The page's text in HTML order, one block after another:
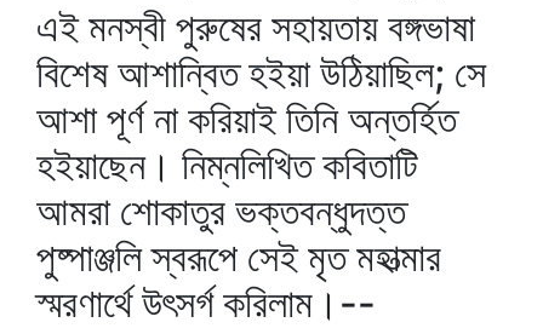
এই মনস্বী পুরুষের সহায়তায় বঙ্গভাষা
বিশেষ আশান্বিত হইয়া উঠিয়াছিল; সে
আশা পূর্ণ না করিয়াই তিনি অন্তর্হিত
হইয়াছেন। নিম্নলিখিত কবিতাটি
আমরা শোকাতুর ভক্তবন্ধুদত্ত
পুষ্পাঞ্জলি স্বরূপে সেই মৃত মহাত্মার
স্মরণার্থে উৎসর্গ করিলাম।--